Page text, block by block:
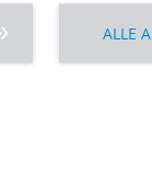
Die Bethanien
Diakoniewerk
AGAPLESION
ALLE